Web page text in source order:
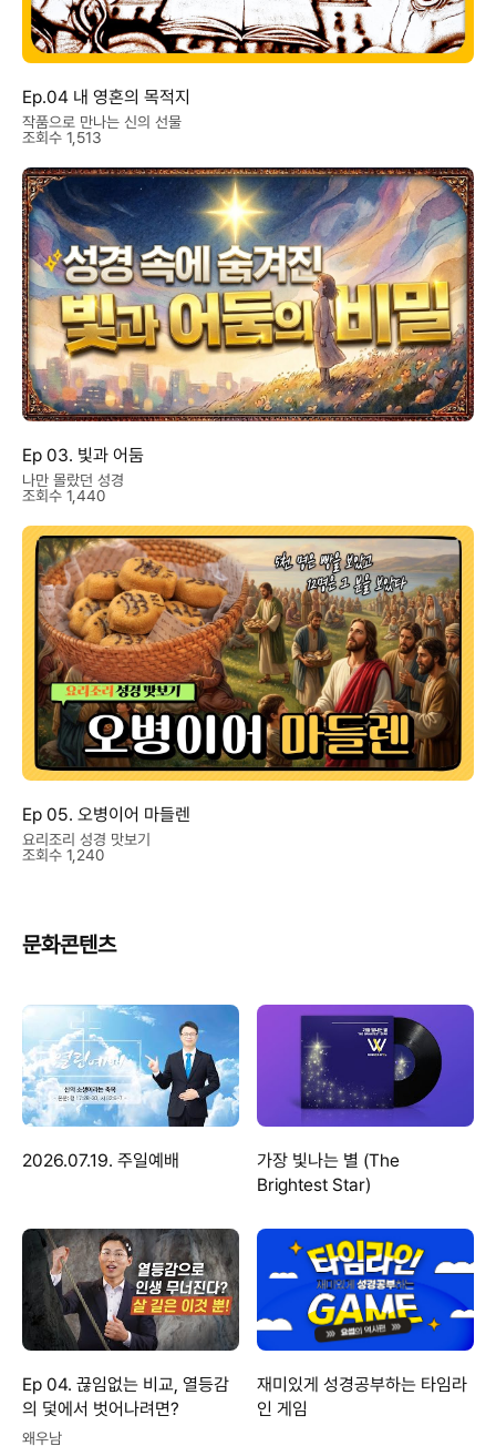
Ep.04 내 영혼의 목적지
작품으로 만나는 신의 선물
조회수 1,513
Ep 03. 빛과 어둠
나만 몰랐던 성경
조회수 1,440
Ep 05. 오병이어 마들렌
요리조리 성경 맛보기
조회수 1,240
문화콘텐츠
2026.07.19. 주일예배
가장 빛나는 별 (The
Brightest Star)
Ep 04. 끊임없는 비교, 열등감
의 덫에서 벗어나려면?
왜우남
재미있게 성경공부하는 타임라
인 게임